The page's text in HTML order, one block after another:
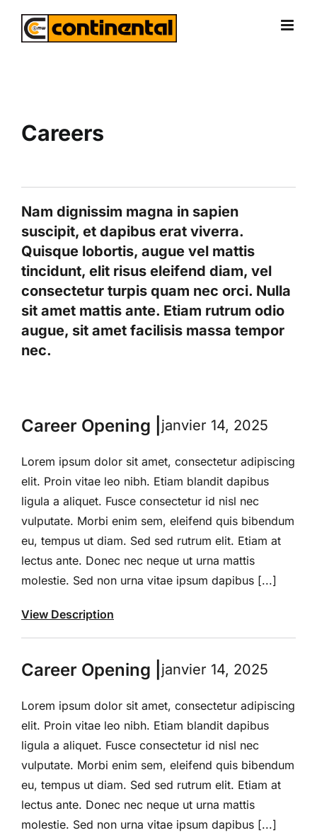
Careers
Nam dignissim magna in sapien
suscipit, et dapibus erat viverra.
Quisque lobortis, augue vel mattis
tincidunt, elit risus eleifend diam, vel
consectetur turpis quam nec orci. Nulla
sit amet mattis ante. Etiam rutrum odio
augue, sit amet facilisis massa tempor
nec.
Career Opening | janvier 14, 2025
Lorem ipsum dolor sit amet, consectetur adipiscing
elit. Proin vitae leo nibh. Etiam blandit dapibus
ligula a aliquet. Fusce consectetur id nisl nec
vulputate. Morbi enim sem, eleifend quis bibendum
eu, tempus ut diam. Sed sed rutrum elit. Etiam at
lectus ante. Donec nec neque ut urna mattis
molestie. Sed non urna vitae ipsum dapibus [...]
View Description
Career Opening | janvier 14, 2025
Lorem ipsum dolor sit amet, consectetur adipiscing
elit. Proin vitae leo nibh. Etiam blandit dapibus
ligula a aliquet. Fusce consectetur id nisl nec
vulputate. Morbi enim sem, eleifend quis bibendum
eu, tempus ut diam. Sed sed rutrum elit. Etiam at
lectus ante. Donec nec neque ut urna mattis
molestie. Sed non urna vitae ipsum dapibus [...]